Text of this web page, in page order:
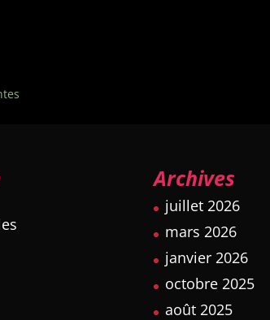
Archives
juillet 2026
mars 2026
janvier 2026
octobre 2025
août 2025